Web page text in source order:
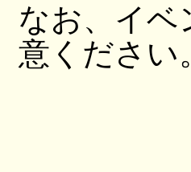
なお、イベ
意ください